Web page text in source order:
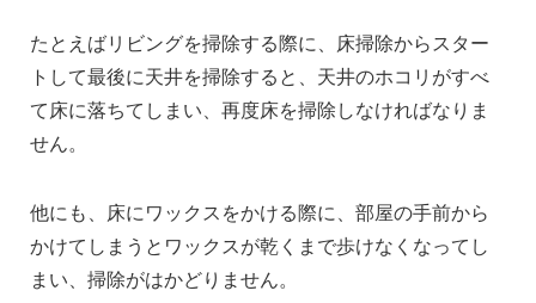
たとえばリビングを掃除する際に、床掃除からスター
トして最後に天井を掃除すると、天井のホコリがすべ
て床に落ちてしまい、再度床を掃除しなければなりま
せん。
他にも、床にワックスをかける際に、部屋の手前から
かけてしまうとワックスが乾くまで歩けなくなってし
まい、掃除がはかどりません。